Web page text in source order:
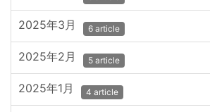
2025年3月 6 article
2025年2月 5 article
2025年1月 4 article